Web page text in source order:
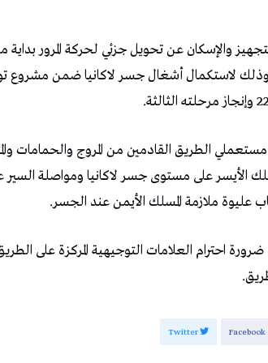
2026، وذلك لاستكمال أشغال جسر لاكانيا ضمن
الطريق القادمين من المروج والحمامات
الأيسر على مستوى جسر لاكانيا ومواصلة
عليوة ملازمة المسلك الأيمن عند الجسر.
ضرورة احترام العلامات التوجيهية المركزة على
Facebook
Twitter